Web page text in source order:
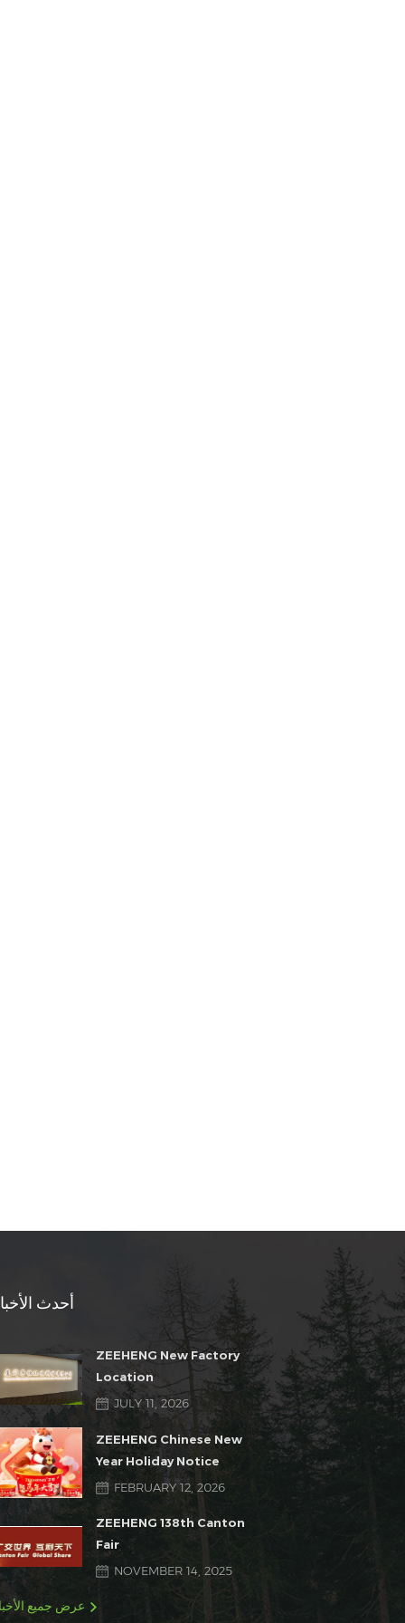
أحدث
ZEEHENG New Factory
Location
JULY 11, 2026
ZEEHENG Chinese New
Year Holiday Notice
FEBRUARY 12, 2026
ZEEHENG 138th Canton
Fair
NOVEMBER 14, 2025
عرض جميع